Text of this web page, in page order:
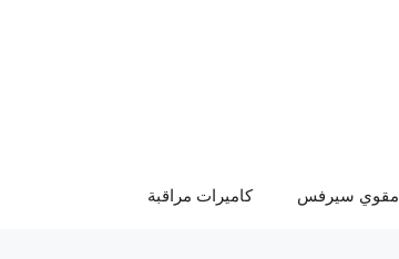
مقوي سيرفس كاميرات مراقبة